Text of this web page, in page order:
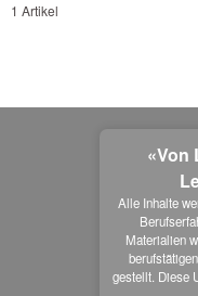
1 Artikel
«Von
Alle Inhalte
Materialien
gestellt. Diese